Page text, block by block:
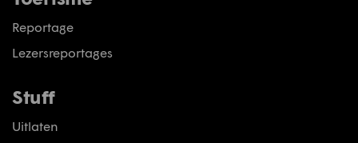
Reportage
Lezersreportages
Stuff
Uitlaten